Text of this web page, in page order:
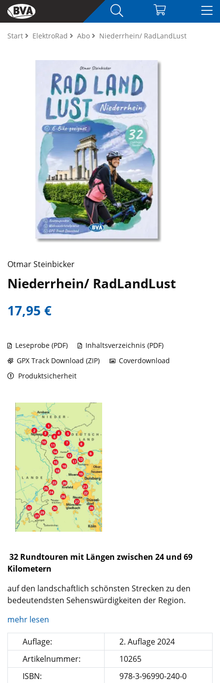
Start ElektroRad Abo Niederrhein/ RadLandLust
Otmar Steinbicker
Niederrhein/ RadLandLust
17,95 €
Leseprobe (PDF)
Inhaltsverzeichnis (PDF)
GPX Track Download (ZIP)
Coverdownload
Produktsicherheit
32 Rundtouren mit Längen zwischen 24 und 69
Kilometern
auf den landschaftlich schönsten Strecken zu den
bedeutendsten Sehenswürdigkeiten der Region.
mehr lesen
Auflage:
2. Auflage 2024
Artikelnummer:
10265
ISBN:
978-3-96990-240-0